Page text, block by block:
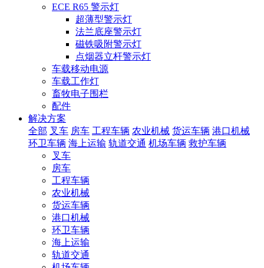
ECE R65 警示灯
超薄型警示灯
法兰底座警示灯
磁铁吸附警示灯
点烟器立杆警示灯
车载移动电源
车载工作灯
畜牧电子围栏
配件
解决方案
全部 叉车 房车 工程车辆 农业机械 货运车辆 港口机械
环卫车辆 海上运输 轨道交通 机场车辆 救护车辆
叉车
房车
工程车辆
农业机械
货运车辆
港口机械
环卫车辆
海上运输
轨道交通